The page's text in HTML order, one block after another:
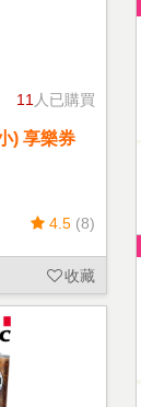
11 人已購買
) 享樂券
4.5 (8)
收藏